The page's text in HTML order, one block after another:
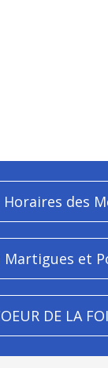
Horaires des
Martigues et
DE LA FOI